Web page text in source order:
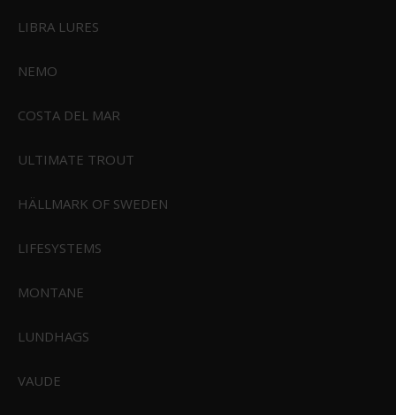
CIVIVI Mini Praxis Guibourtia Wood Black Hand Rubbed Damascus
829,00 DKK
LIBRA LURES
NEMO
COSTA DEL MAR
ULTIMATE TROUT
HÄLLMARK OF SWEDEN
LIFESYSTEMS
MONTANE
LUNDHAGS
VAUDE